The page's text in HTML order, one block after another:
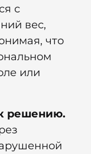
с
вес,
что
или
решению.